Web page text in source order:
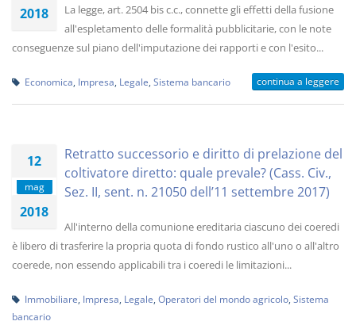
2018
La legge, art. 2504 bis c.c., connette gli effetti della fusione
all'espletamento delle formalità pubblicitarie, con le note
conseguenze sul piano dell'imputazione dei rapporti e con l'esito...
Economica Impresa Legale Sistema bancario continua a leggere
12
mag
2018
Retratto successorio e diritto di prelazione del
coltivatore diretto: quale prevale? (Cass. Civ.,
Sez. II, sent. n. 21050 dell’11 settembre 2017)
All'interno della comunione ereditaria ciascuno dei coeredi
è libero di trasferire la propria quota di fondo rustico all'uno o all'altro
coerede, non essendo applicabili tra i coeredi le limitazioni...
Immobiliare Impresa Legale Operatori del mondo agricolo Sistema
bancario